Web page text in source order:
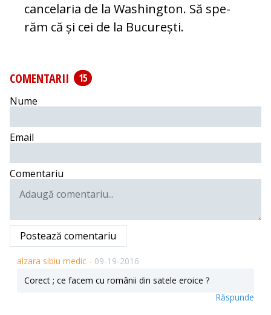
cancelaria de la Washington. Să spe­
răm că și cei de la București.
COMENTARII
15
Nume
Email
Comentariu
Postează comentariu
alzara sibiu medic - 09-19-2016
Corect ; ce facem cu românii din satele eroice ?
Răspunde